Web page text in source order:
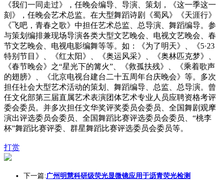
《我们一同走过》，任晚会编导、导演、策划，《这一季这一
刻》，任晚会艺术总监。在大型舞蹈诗剧《蜀风》《天涯行》
《飞吧，青春之歌》中担任艺术总监、总导演、舞蹈编导。参
与策划编排兼现场导演各类大型文艺晚会、电视文艺晚会、春
节文艺晚会、电视电影编舞等等。如：《为了明天》、《5·23
特别节目》、《红太阳》、《奥运风采》、《奥林匹克梦》、
《春节晚会》之“星光下的篝火”、《救孤扶残》、《乘着歌声
的翅膀》、《北京电视台建台二十五周年台庆晚会》等。多次
担任社会大型艺术活动的策划、舞蹈编导、总监、总导演。曾
任文化部第三届直属艺术表演团体艺术专业人员应聘资格考评
委会委员。并多次担任文华奖评奖委员会委员、全国舞剧观摩
演出评选委员会委员、全国舞蹈比赛评选委员会委员、“桃李
杯”舞蹈比赛评委、群星舞蹈比赛评选委员会委员等。
打赏
下一篇:广州明慧科研级荧光显微镜应用于沥青荧光检测